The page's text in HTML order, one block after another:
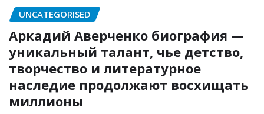
UNCATEGORISED
Аркадий Аверченко биография —
уникальный талант, чье детство,
творчество и литературное
наследие продолжают восхищать
миллионы